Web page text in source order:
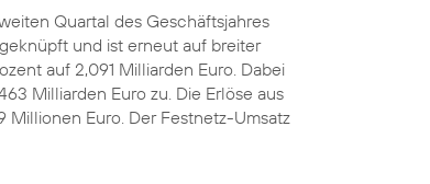
Quartal des Geschäftsjahres
und ist erneut auf breiter
auf 2,091 Milliarden Euro. Dabei
Milliarden Euro zu. Die Erlöse aus
Millionen Euro. Der Festnetz-Umsatz